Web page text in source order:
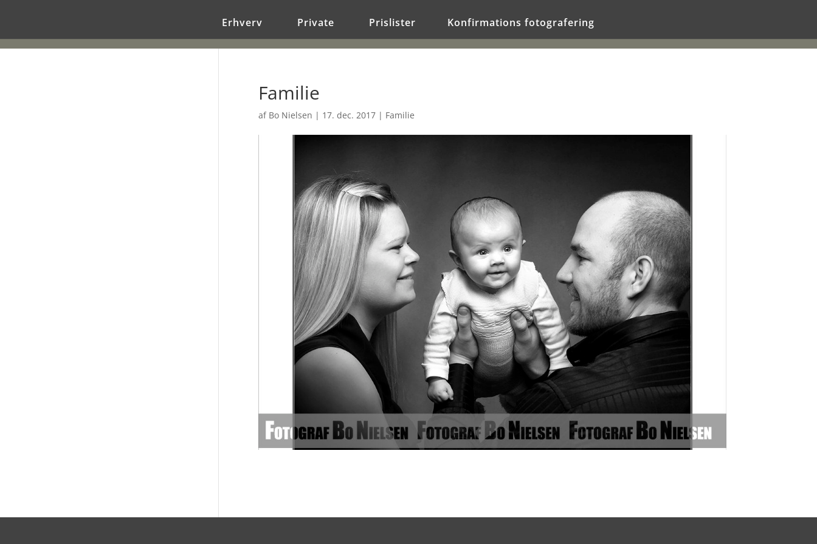
Erhverv Private Prislister Konfirmations fotografering
Familie
af Bo Nielsen | 17. dec. 2017 | Familie